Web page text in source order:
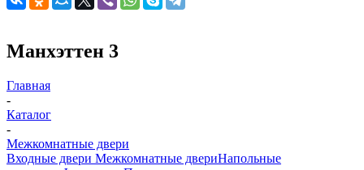
Манхэттен 3
Главная
-
Каталог
-
Межкомнатные двери
Входные двери Межкомнатные двериНапольные